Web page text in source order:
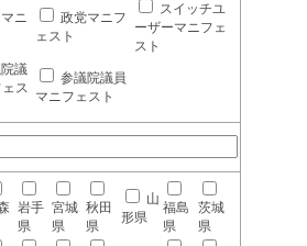
ニ
政党マニフ
ェスト
スイッチユ
ーザーマニフェ
スト
議
ス
参議院議員
マニフェスト
岩手
県
宮城
県
秋田
県
山
形県
福島
県
茨城
県